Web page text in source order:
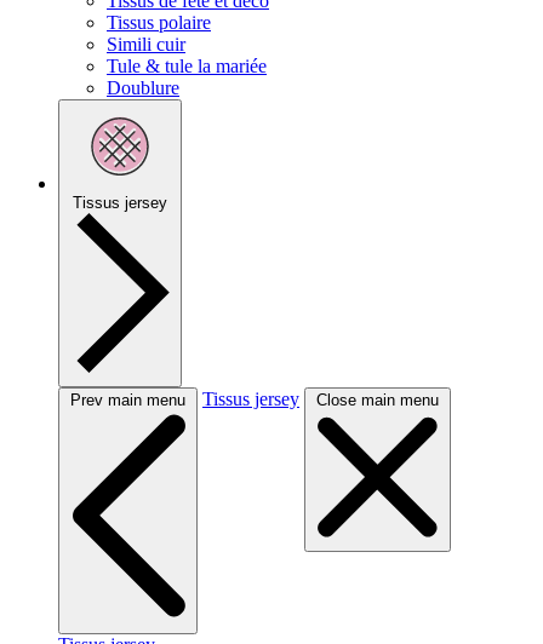
Tissus polaire
Simili cuir
Tule & tule la mariée
Doublure
Tissus jersey
Prev main menu Tissus jersey Close main menu